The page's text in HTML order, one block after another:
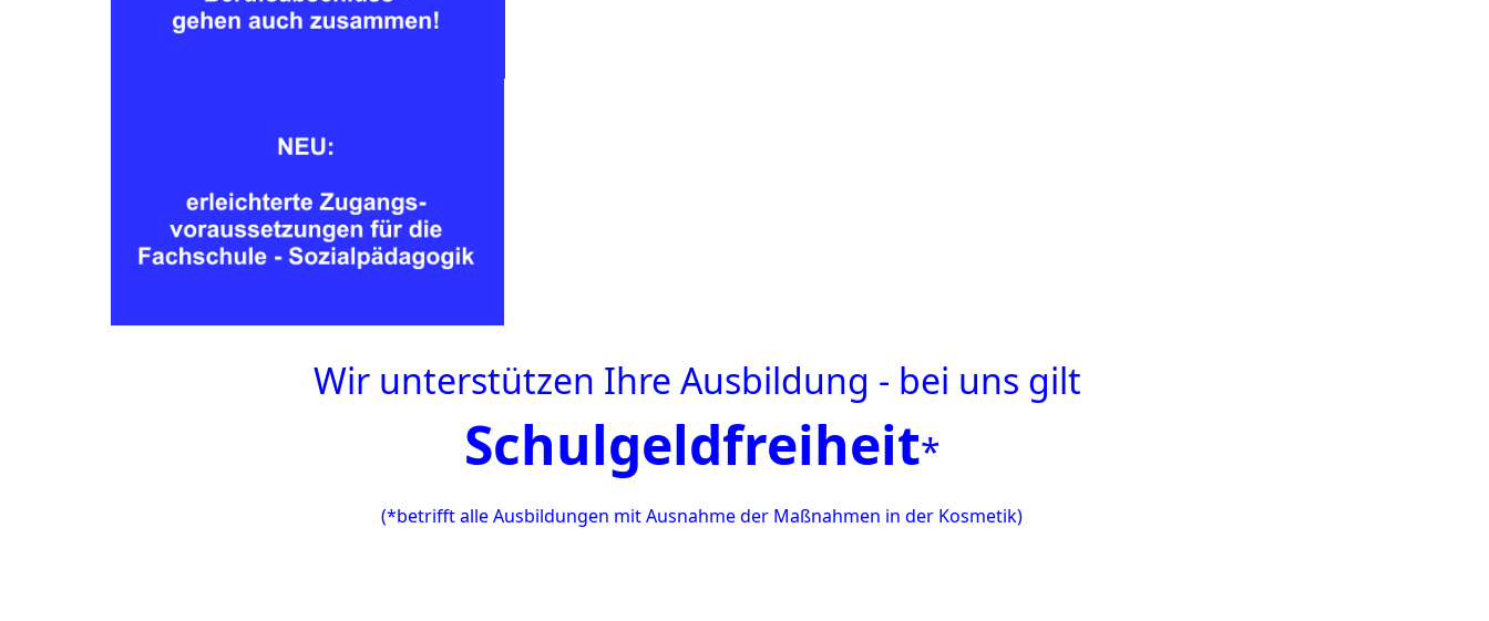
Wir unterstützen Ihre Ausbildung - bei uns gilt
Schulgeldfreiheit*
(*betrifft alle Ausbildungen mit Ausnahme der Maßnahmen in der Kosmetik)